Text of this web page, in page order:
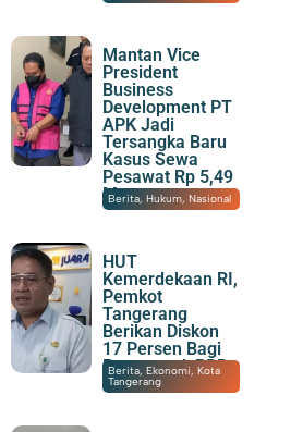
Mantan Vice
President
Business
Development PT
APK Jadi
Tersangka Baru
Kasus Sewa
Pesawat Rp 5,49
M
05/08/2026|21:57
Berita,Hukum,Nasional
HUT
Kemerdekaan RI,
Pemkot
Tangerang
Berikan Diskon
17 Persen Bagi
Penunggak PBB
05/08/2026|20:52
Berita,Ekonomi,Kota
Tangerang